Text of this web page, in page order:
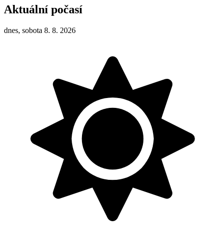
Aktuální počasí
dnes, sobota 8. 8. 2026